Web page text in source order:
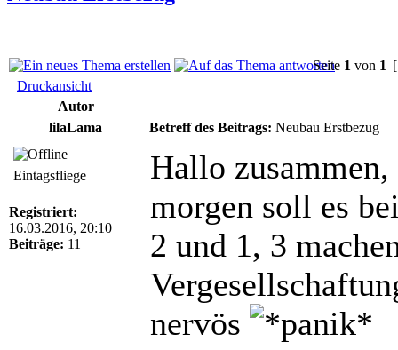
Seite 1 von 1
Druckansicht
Autor
lilaLama
Betreff des Beitrags: Neubau Erstbezug
Eintagsfliege
Registriert:
16.03.2016, 20:10
Beiträge: 11
Hallo zusammen,
morgen soll es
2 und 1, 3
nervös